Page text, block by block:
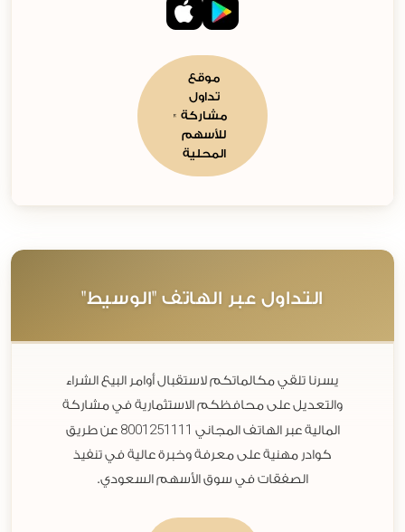
موقع
تداول
مشاركة
للأسهم
المحلية
التداول عبر الهاتف "الوسيط"
يسرنا تلقي مكالماتكم لاستقبال أوامر البيع الشراء
والتعديل على محافظكم الاستثمارية في مشاركة
المالية عبر الهاتف المجاني 8001251111 عن طريق
كوادر مهنية على معرفة وخبرة عالية في تنفيذ
الصفقات في سوق الأسهم السعودي.